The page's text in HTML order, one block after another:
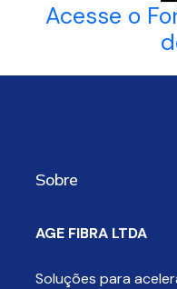
Acesse o
Sobre
AGE FIBRA LTDA
Soluções para